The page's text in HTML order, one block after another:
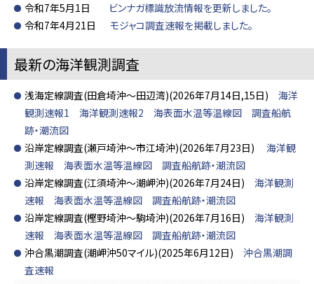
令和7年5月1日 ビンナガ標識放流情報を更新しました。
令和7年4月21日 モジャコ調査速報を掲載しました。
最新の海洋観測調査
浅海定線調査(田倉埼沖～田辺湾)(2026年7月14日,15日) 海洋
観測速報1
海洋観測速報2 海表面水温等温線図
調査船航
跡・潮流図
沿岸定線調査(瀬戸埼沖～市江埼沖)(2026年7月23日)
海洋観
測速報
海表面水温等温線図
調査船航跡・潮流図
沿岸定線調査(江須埼沖～潮岬沖)(2026年7月24日) 海洋観測
速報
海表面水温等温線図
調査船航跡・潮流図
沿岸定線調査(樫野埼沖～駒埼沖)(2026年7月16日) 海洋観測
速報
海表面水温等温線図
調査船航跡・潮流図
沖合黒潮調査(潮岬沖50マイル)(2025年6月12日) 沖合黒潮調
査速報